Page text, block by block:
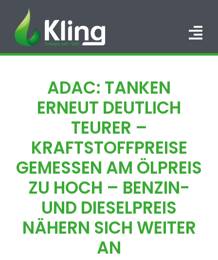
springen
PORTFOLIO
KARRIERE
KONTAKT
ADAC: TANKEN
ERNEUT DEUTLICH
TEURER –
KRAFTSTOFFPREISE
GEMESSEN AM ÖLPREIS
ZU HOCH – BENZIN-
UND DIESELPREIS
NÄHERN SICH WEITER
AN